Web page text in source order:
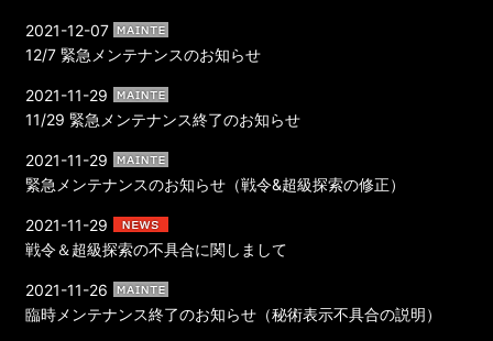
12/7 緊急メンテナンスのお知らせ
2021-12-07
11/29 緊急メンテナンス終了のお知らせ
2021-11-29
緊急メンテナンスのお知らせ（戦令&超級探索の修正）
2021-11-29
戦令＆超級探索の不具合に関しまして
2021-11-29
臨時メンテナンス終了のお知らせ（秘術表示不具合の説明）
2021-11-26